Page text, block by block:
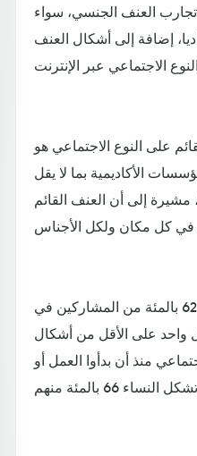
العنف الجنسي، سواء
إضافة إلى أشكال العنف
على النوع الاجتماعي هو
الأكاديمية بما لا يقل
إلى أن العنف القائم
ووفق بيانات الدراسة فإن 62 بالمئة من المشاركين في
واحد على الأقل من أشكال
منذ أن بدأوا العمل أو